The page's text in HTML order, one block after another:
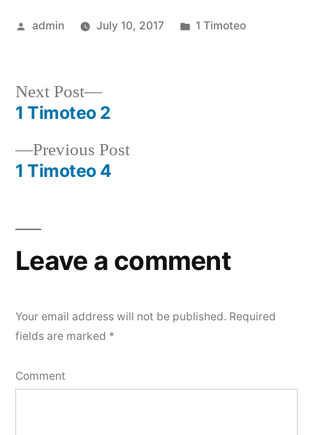
Posted
admin July 10, 2017
Posted
1 Timoteo
Post
navigation
Previous PostPrevious
1 Timoteo 4
Next Post
Next
post:
1 Timoteo 2
Leave a comment
Your email address will not be published. Required
fields are marked *
Comment